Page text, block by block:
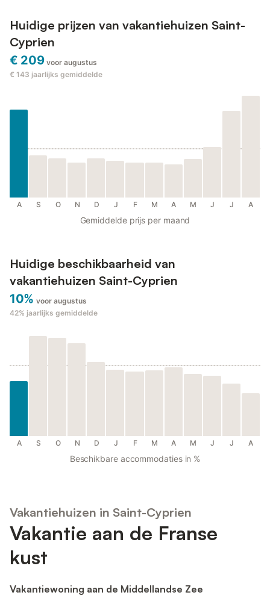
Huidige prijzen van vakantiehuizen Saint-
Cyprien
€ 209 voor augustus
€ 143 jaarlijks gemiddelde
A S O N D J F M A M J J A
Gemiddelde prijs per maand
Huidige beschikbaarheid van
vakantiehuizen Saint-Cyprien
10% voor augustus
42% jaarlijks gemiddelde
A S O N D J F M A M J J A
Beschikbare accommodaties in %
Vakantiehuizen in Saint-Cyprien
Vakantie aan de Franse
kust
Vakantiewoning aan de Middellandse Zee